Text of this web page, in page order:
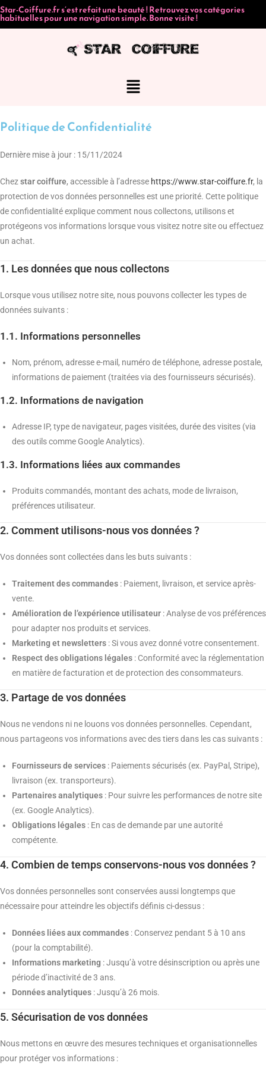
Star-Coiffure.fr s’est refait une beauté ! Retrouvez vos catégories
habituelles pour une navigation simple. Bonne visite !
Politique de Confidentialité
Dernière mise à jour : 15/11/2024
Chezstar coiffure, accessible à l’adresse https://www.star-coiffure.fr, la
protection de vos données personnelles est une priorité. Cette politique
de confidentialité explique comment nous collectons, utilisons et
protégeons vos informations lorsque vous visitez notre site ou effectuez
un achat.
1. Les données que nous collectons
Lorsque vous utilisez notre site, nous pouvons collecter les types de
données suivants :
1.1. Informations personnelles
Nom, prénom, adresse e-mail, numéro de téléphone, adresse postale,
informations de paiement (traitées via des fournisseurs sécurisés).
1.2. Informations de navigation
Adresse IP, type de navigateur, pages visitées, durée des visites (via
des outils comme Google Analytics).
1.3. Informations liées aux commandes
Produits commandés, montant des achats, mode de livraison,
préférences utilisateur.
2. Comment utilisons-nous vos données ?
Vos données sont collectées dans les buts suivants :
Traitement des commandes : Paiement, livraison, et service après-
vente.
Amélioration de l’expérience utilisateur : Analyse de vos préférences
pour adapter nos produits et services.
Marketing et newsletters : Si vous avez donné votre consentement.
Respect des obligations légales : Conformité avec la réglementation
en matière de facturation et de protection des consommateurs.
3. Partage de vos données
Nous ne vendons ni ne louons vos données personnelles. Cependant,
nous partageons vos informations avec des tiers dans les cas suivants :
Fournisseurs de services : Paiements sécurisés (ex. PayPal, Stripe),
livraison (ex. transporteurs).
Partenaires analytiques : Pour suivre les performances de notre site
(ex. Google Analytics).
Obligations légales : En cas de demande par une autorité
compétente.
4. Combien de temps conservons-nous vos données ?
Vos données personnelles sont conservées aussi longtemps que
nécessaire pour atteindre les objectifs définis ci-dessus :
Données liées aux commandes : Conservez pendant 5 à 10 ans
(pour la comptabilité).
Informations marketing : Jusqu’à votre désinscription ou après une
période d’inactivité de 3 ans.
Données analytiques : Jusqu’à 26 mois.
5. Sécurisation de vos données
Nous mettons en œuvre des mesures techniques et organisationnelles
pour protéger vos informations :